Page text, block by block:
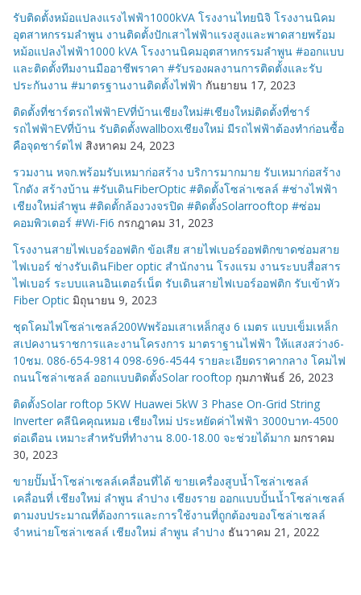
รับติดตั้งหม้อแปลงแรงไฟฟ้า1000kVA โรงงานไทยนิจิ โรงงานนิคม
อุตสาหกรรมลำพูน งานติดตั้งปักเสาไฟฟ้าแรงสูงและพาดสายพร้อม
หม้อแปลงไฟฟ้า1000 kVA โรงงานนิคมอุตสาหกรรมลำพูน #ออกแบบ
และติดตั้งทีมงานมืออาชีพราคา #รับรองผลงานการติดตั้งและรับ
ประกันงาน #มาตรฐานงานติดตั้งไฟฟ้า กันยายน 17, 2023
ติดตั้งที่ชาร์ตรถไฟฟ้าEVที่บ้านเชียงใหม่#เชียงใหม่ติดตั้งที่ชาร์
รถไฟฟ้าEVที่บ้าน รับติดตั้งwallboxเชียงใหม่ มีรถไฟฟ้าต้องทำก่อนซื้อ
คือจุดชาร์ตไฟ สิงหาคม 24, 2023
รวมงาน หจก.พร้อมรับเหมาก่อสร้าง บริการมากมาย รับเหมาก่อสร้าง
โกดัง สร้างบ้าน #รับเดินFiberOptic #ติดตั้งโซล่าเซลล์ #ช่างไฟฟ้า
เชียงใหม่ลำพูน #ติดตั้กล้องวงจรปิด #ติดตั้งSolarrooftop #ซ่อม
คอมพิวเตอร์ #Wi-Fi6 กรกฎาคม 31, 2023
โรงงานสายไฟเบอร์ออฟติก ข้อเสีย สายไฟเบอร์ออฟติกขาดซ่อมสาย
ไฟเบอร์ ช่างรับเดินFiber optic สำนักงาน โรงแรม งานระบบสื่อสาร
ไฟเบอร์ ระบบแลนอินเตอร์เน็ต รับเดินสายไฟเบอร์ออฟติก รับเข้าหัว
Fiber Optic มิถุนายน 9, 2023
ชุดโคมไฟโซล่าเซลล์200Wพร้อมเสาเหล็กสูง 6 เมตร แบบเข็มเหล็ก
สเปคงานราชการและงานโครงการ มาตราฐานไฟฟ้า ให้แสงสว่าง6-
10ชม. 086-654-9814 098-696-4544 รายละเอียดราคากลาง โคมไฟ
ถนนโซล่าเซลล์ ออกแบบติดตั้งSolar rooftop กุมภาพันธ์ 26, 2023
ติดตั้งSolar roftop 5KW Huawei 5kW 3 Phase On-Grid String
Inverter คลีนิคคุณหมอ เชียงใหม่ ประหยัดค่าไฟฟ้า 3000บาท-4500
ต่อเดือน เหมาะสำหรับที่ทำงาน 8.00-18.00 จะช่วยได้มาก มกราคม
30, 2023
ขายปั๊มน้ำโซล่าเซลล์เคลื่อนที่ได้ ขายเครื่องสูบน้ำโซล่าเซลล์
เคลื่อนที่ เชียงใหม่ ลำพูน ลำปาง เชียงราย ออกแบบปั้นน้ำโซล่าเซลล์
ตามงบประมาณที่ต้องการและการใช้งานที่ถูกต้องของโซล่าเซลล์
จำหน่ายโซล่าเซลล์ เชียงใหม่ ลำพูน ลำปาง ธันวาคม 21, 2022